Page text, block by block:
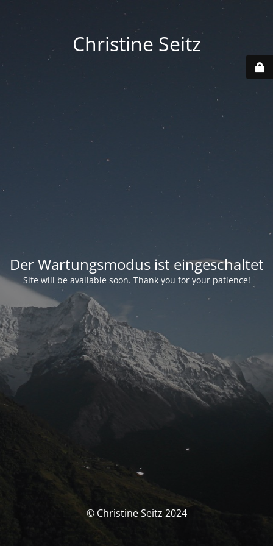
Christine Seitz
Der Wartungsmodus ist eingeschaltet
Site will be available soon. Thank you for your patience!
© Christine Seitz 2024